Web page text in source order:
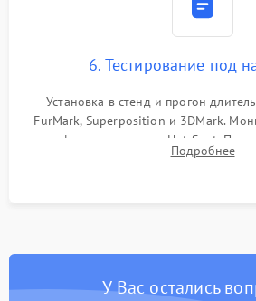
6. Тестирование под
Установка в стенд и прогон
FurMark, Superposition и 3DMark.
графического чипа и Hot Spot.
артефактов изображения, вылетов
Подробнее
У Вас остались